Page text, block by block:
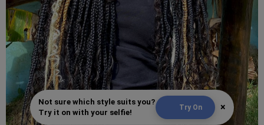
Not sure which style suits you?
Try it on with your selfie!
Try On ×